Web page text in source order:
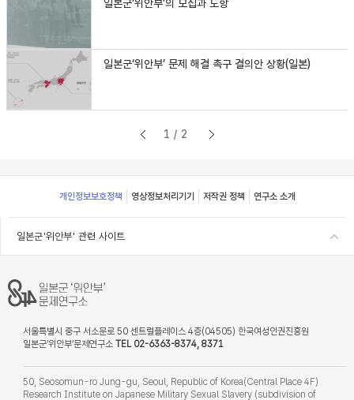
일본군‘위안부’의 모집과 도항
일본군‘위안부’ 문제 해결 촉구 결의안 상황(일본)
1/2
Footer
개인정보보호정책 영상정보처리기기 저작권 정책 연구소 소개
일본군'위안부' 관련 사이트
서울특별시 중구 서소문로 50 센트럴플레이스 4층(04505) 한국여성인권진흥원
일본군‘위안부’문제연구소 TEL 02-6363-8374, 8371
50, Seosomun-ro Jung-gu, Seoul, Republic of Korea(Central Place 4F)
Research Institute on Japanese Military Sexual Slavery (subdivision of